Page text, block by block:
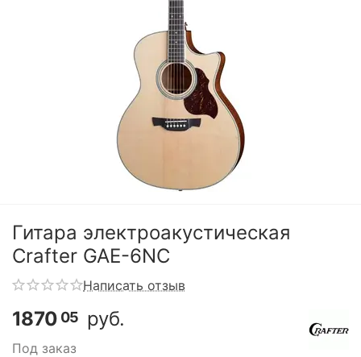
Гитара электроакустическая
Crafter GAE-6NC
Написать отзыв
1870 05 руб.
Под заказ